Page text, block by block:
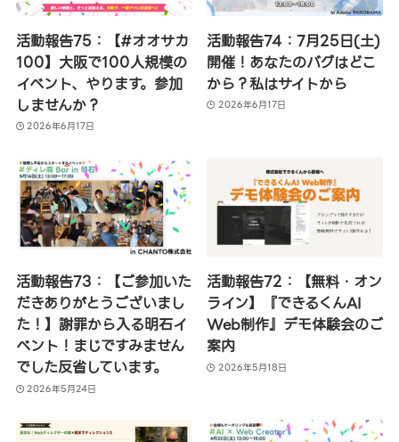
活動報告75：【#オオサカ
100】大阪で100人規模の
イベント、やります。参加
しませんか？
2026年6月17日
活動報告74：7月25日(土)
開催！あなたのバグはどこ
から？私はサイトから
2026年6月17日
活動報告73：【ご参加いた
だきありがとうございまし
た！】謝罪から入る明石イ
ベント！まじですみません
でした反省しています。
2026年5月24日
活動報告72：【無料・オン
ライン】『できるくんAI
Web制作』デモ体験会のご
案内
2026年5月18日